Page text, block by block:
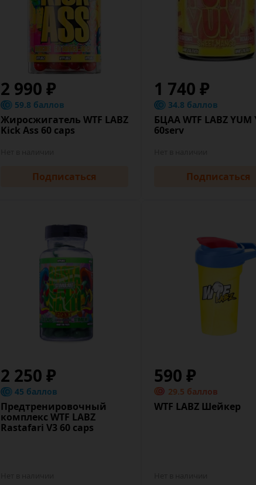
2 990 ₽
59.8 баллов
Жиросжигатель WTF LABZ
Kick Ass 60 caps
Подписаться
1 740 ₽
34.8 баллов
БЦАА WTF LABZ YUM
60serv
Подписаться
2 250 ₽
45 баллов
Предтренировочный
комплекс WTF LABZ
Rastafari V3 60 caps
590 ₽
29.5 баллов
WTF LABZ Шейкер